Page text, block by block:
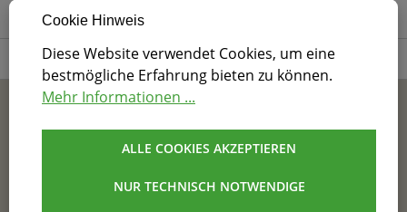
SOCIAL MEDIA
ZERTIFIZIERUNG
* Alle Preise inkl. gesetzl. Mehrwertsteuer zzgl.
Versandkostenund ggf. Nachnahmegebühren, wenn
nicht anders angegeben.
Impressum Datenschutz
Barrierefreiheit
Cookie Hinweis
Diese Website verwendet Cookies, um eine
bestmögliche Erfahrung bieten zu können.
Mehr Informationen ...
NUR TECHNISCH NOTWENDIGE
ALLE COOKIES AKZEPTIEREN